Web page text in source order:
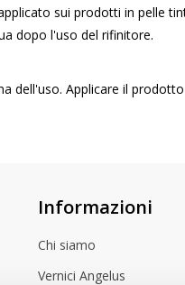
sui prodotti in pelle
dopo l'uso del rifinitore.
dell'uso. Applicare il
Informazioni
Chi siamo
Vernici Angelus